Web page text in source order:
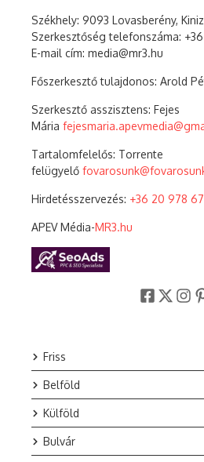
Székhely: 9093 Lovasberény,
Szerkesztőség telefonszáma:
E-mail cím: media@mr3.hu
Főszerkesztő tulajdonos: Arold
Szerkesztő asszisztens: Fejes
Mária
Tartalomfelelős: Torrente
felügyelő
Hirdetésszervezés: +36 20 978
APEV Média-MR3.hu
Friss
Belföld
Külföld
Bulvár